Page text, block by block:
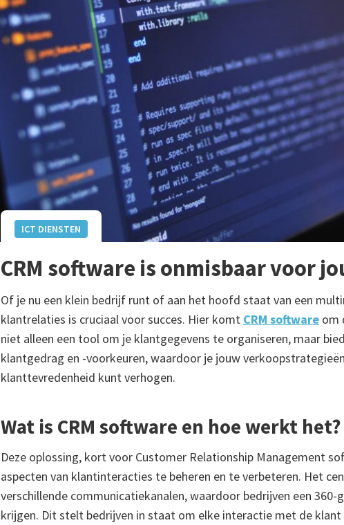
ICT DIENSTEN
CRM software is onmisbaar voor
Of je nu een klein bedrijf runt of aan het hoofd staat van een
klantrelaties is cruciaal voor succes. Hier komt CRM software om
niet alleen een tool om je klantgegevens te organiseren, maar
klantgedrag en -voorkeuren, waardoor je jouw
klanttevredenheid kunt verhogen.
Wat is CRM software en hoe werkt het?
Deze oplossing, kort voor Customer Relationship Management
aspecten van klantinteracties te beheren en te verbeteren. Het
verschillende communicatiekanalen, waardoor bedrijven een 360-
krijgen. Dit stelt bedrijven in staat om elke interactie met de klant